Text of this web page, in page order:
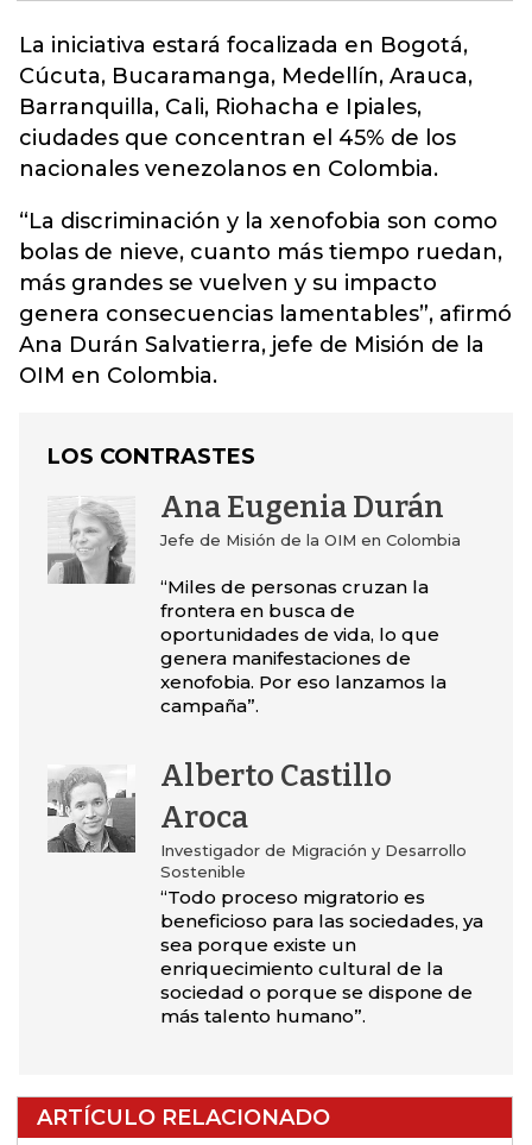
La iniciativa estará focalizada en Bogotá,
Cúcuta, Bucaramanga, Medellín, Arauca,
Barranquilla, Cali, Riohacha e Ipiales,
ciudades que concentran el 45% de los
nacionales venezolanos en Colombia.
“La discriminación y la xenofobia son como
bolas de nieve, cuanto más tiempo ruedan,
más grandes se vuelven y su impacto
genera consecuencias lamentables”, afirmó
Ana Durán Salvatierra, jefe de Misión de la
OIM en Colombia.
LOS CONTRASTES
Ana Eugenia Durán
Jefe de Misión de la OIM en Colombia
“Miles de personas cruzan la
frontera en busca de
oportunidades de vida, lo que
genera manifestaciones de
xenofobia. Por eso lanzamos la
campaña”.
Alberto Castillo
Aroca
Investigador de Migración y Desarrollo
Sostenible
“Todo proceso migratorio es
beneficioso para las sociedades, ya
sea porque existe un
enriquecimiento cultural de la
sociedad o porque se dispone de
más talento humano”.
ARTÍCULO RELACIONADO